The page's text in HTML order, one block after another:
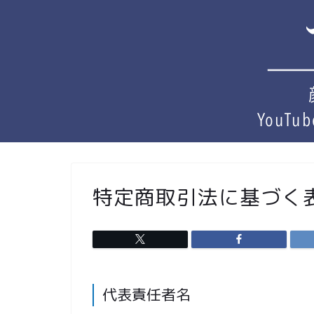
特定商取引法に基づく
代表責任者名